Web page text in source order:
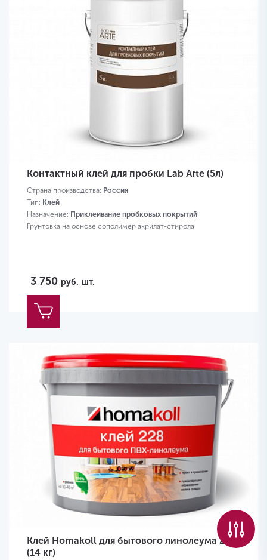
Контактный клей для пробки Lab Arte (5л)
Страна производства: Россия
Тип: Клей
Назначение: Приклеивание пробковых покрытий
Грунтовка на основе сополимер акрилат-стирола
3 750 руб. шт.
Клей Homakoll для бытового линолеума 228
(14 кг)